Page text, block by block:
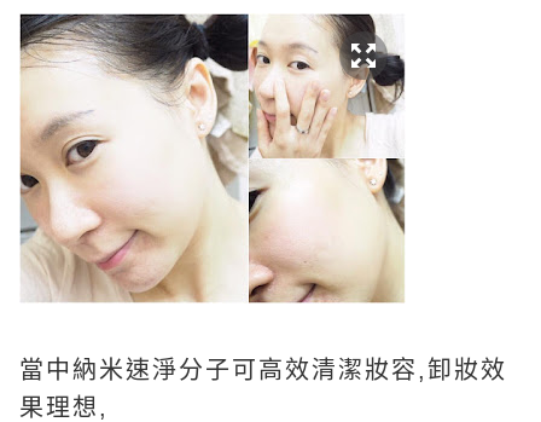
當中納米速淨分子可高效清潔妝容,卸妝效
果理想,